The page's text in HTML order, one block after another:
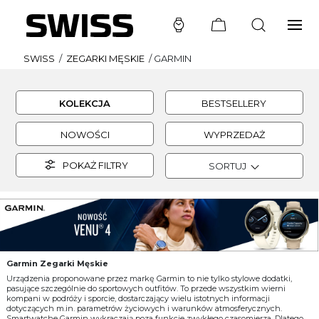
SWISS / ZEGARKI MĘSKIE /GARMIN
KOLEKCJA BESTSELLERY
NOWOŚCI WYPRZEDAŻ
POKAŻ FILTRY SORTUJ
Garmin Zegarki Męskie
Urządzenia proponowane przez markę Garmin to nie tylko stylowe dodatki,
pasujące szczególnie do sportowych outfitów. To przede wszystkim wierni
kompani w podróży i sporcie, dostarczający wielu istotnych informacji
dotyczących m.in. parametrów życiowych i warunków atmosferycznych.